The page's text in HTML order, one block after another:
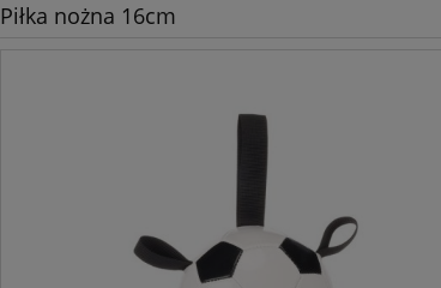
Piłka nożna 16cm